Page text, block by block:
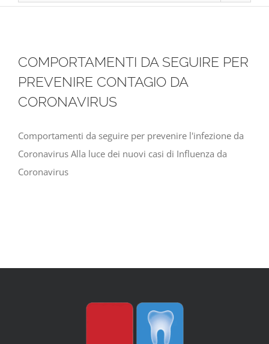
COMPORTAMENTI DA SEGUIRE PER
PREVENIRE CONTAGIO DA
CORONAVIRUS
Comportamenti da seguire per prevenire l'infezione da
Coronavirus Alla luce dei nuovi casi di Influenza da
Coronavirus